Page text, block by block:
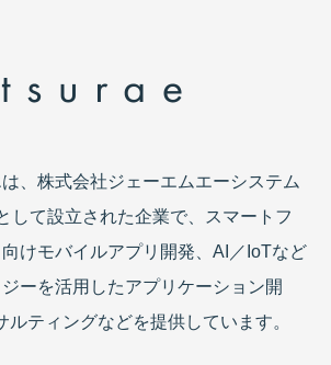
、株式会社ジェーエムエーシステム
して設立された企業で、スマートフ
けモバイルアプリ開発、AI／IoTなど
ーを活用したアプリケーション開
ルティングなどを提供しています。